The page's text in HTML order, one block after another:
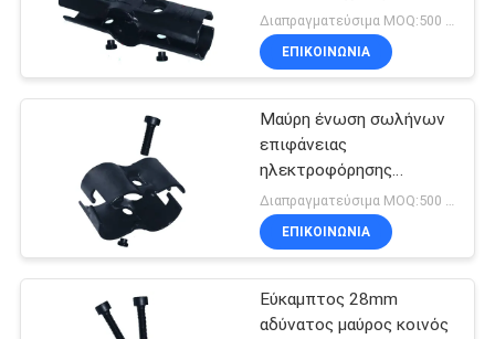
Διαπραγματεύσιμα MOQ:500 Σύνολο
ΕΠΙΚΟΙΝΩΝΊΑ
Μαύρη ένωση σωλήνων
επιφάνειας
ηλεκτροφόρησης
συνδετήρων σωλήνων
μετάλλων για το
σύνθετο σωλήνα
Διαπραγματεύσιμα MOQ:500 Σύνολο
ΕΠΙΚΟΙΝΩΝΊΑ
Εύκαμπτος 28mm
αδύνατος μαύρος κοινός